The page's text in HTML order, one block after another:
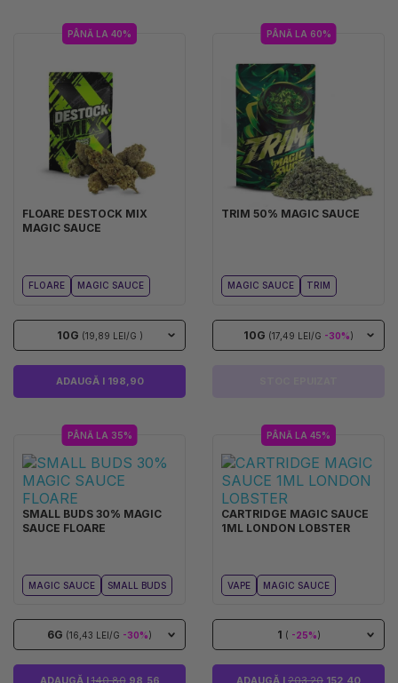
PÂNĂ LA 40%
FLOARE DESTOCK MIX
MAGIC SAUCE
FLOARE MAGIC SAUCE
10G (19,89 LEI/G )
ADAUGĂ I 198,90
PÂNĂ LA 60%
TRIM 50% MAGIC SAUCE
MAGIC SAUCE TRIM
10G (17,49 LEI/G -30%)
PÂNĂ LA 35%
SMALL BUDS 30% MAGIC
SAUCE FLOARE
MAGIC SAUCE SMALL BUDS
6G (16,43 LEI/G -30%)
ADAUGĂ I140,8098,56
PÂNĂ LA 45%
CARTRIDGE MAGIC SAUCE
1ML LONDON LOBSTER
VAPE MAGIC SAUCE
1 ( -25%)
ADAUGĂ I 203,20 152,40